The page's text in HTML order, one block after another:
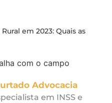
em 2023: Quais as
Advocacia
em INSS e